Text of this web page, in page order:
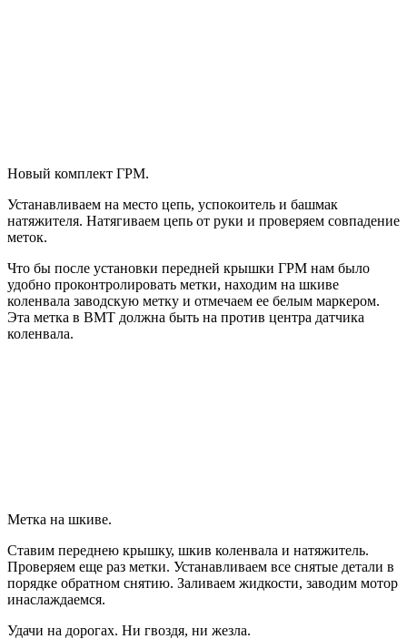
Новый комплект ГРМ.
Устанавливаем на место цепь, успокоитель и башмак
натяжителя. Натягиваем цепь от руки и проверяем совпадение
меток.
Что бы после установки передней крышки ГРМ нам было
удобно проконтролировать метки, находим на шкиве
коленвала заводскую метку и отмечаем ее белым маркером.
Эта метка в ВМТ должна быть на против центра датчика
коленвала.
Метка на шкиве.
Ставим переднею крышку, шкив коленвала и натяжитель.
Проверяем еще раз метки. Устанавливаем все снятые детали в
порядке обратном снятию. Заливаем жидкости, заводим мотор
инаслаждаемся.
Удачи на дорогах. Ни гвоздя, ни жезла.